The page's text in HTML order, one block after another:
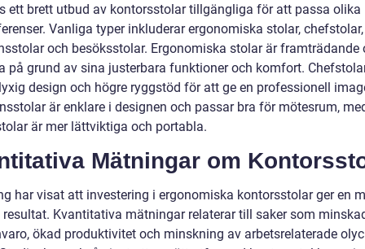
ett brett utbud av kontorsstolar tillgängliga för att passa olika
Vanliga typer inkluderar ergonomiska stolar, chefstolar,
och besöksstolar. Ergonomiska stolar är framträdande
på grund av sina justerbara funktioner och komfort.
design och högre ryggstöd för att ge en professionell
är enklare i designen och passar bra för mötesrum,
är mer lättviktiga och portabla.
Mätningar om
har visat att investering i ergonomiska kontorsstolar ger en
Kvantitativa mätningar relaterar till saker som
ökad produktivitet och minskning av arbetsrelaterade